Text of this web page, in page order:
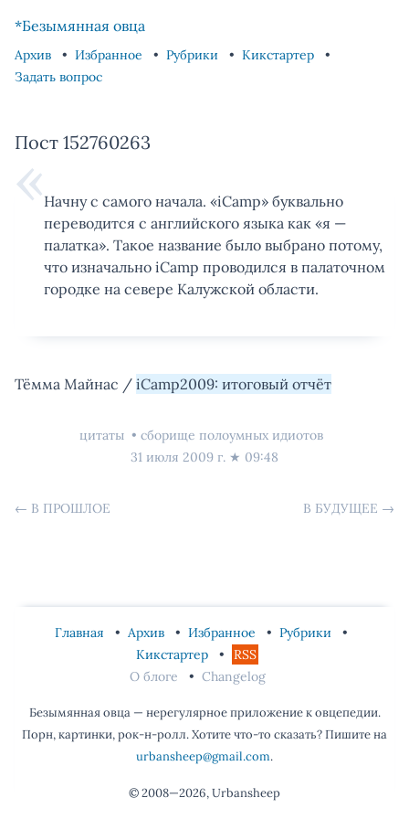
*Безымянная овца
Архив Избранное Рубрики
Кикстартер
Задать вопрос
Пост 152760263
Начну с самого начала. «iCamp» буквально
переводится с английского языка как «я —
палатка». Такое название было выбрано потому,
что изначально iCamp проводился в палаточном
городке на севере Калужской области.
Тёмма Майнас / iCamp2009: итоговый отчёт
цитаты
сборище полоумных идиотов
31 июля 2009 г. ★ 09:48
← В ПРОШЛОЕ В БУДУЩЕЕ →
Главная Архив Избранное
Рубрики
Кикстартер
RSS
О блоге
Changelog
Безымянная овца — нерегулярное приложение к овцепедии.
Порн, картинки, рок-н-ролл. Хотите что-то сказать? Пишите на
urbansheep@gmail.com.
© 2008—2026, Urbansheep